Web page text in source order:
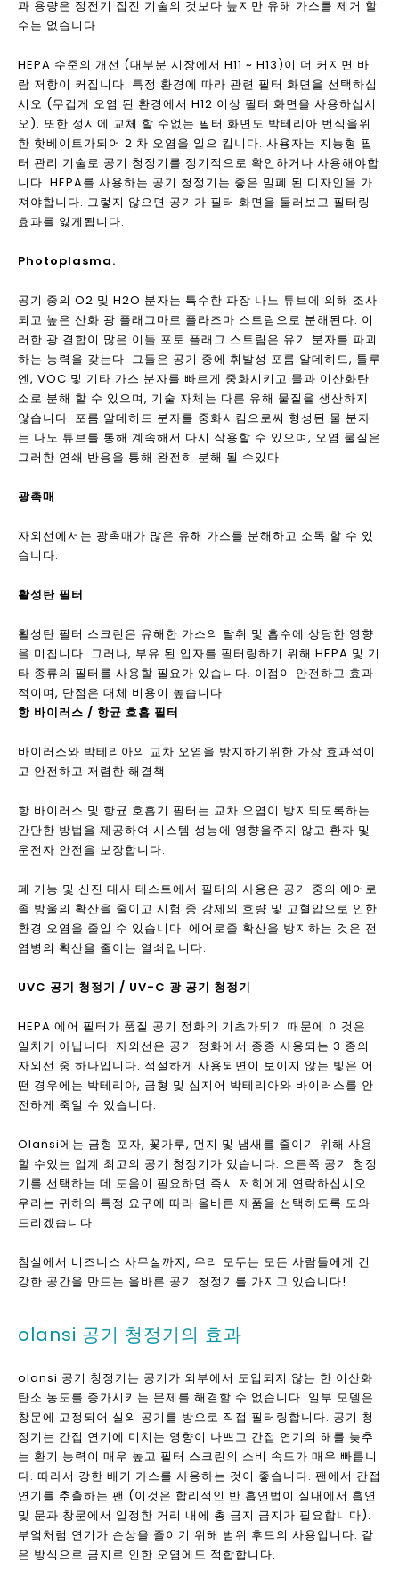
Olansi 공기 청정기는 일반적으로 팬 및 에어 필터 시스템으로 구
성됩니다. 작동 원리는 다음과 같습니다. 기계의 팬 (팬이라고도
함)은 실내 공기를 순환시키고 오염 된 공기는 기계의 필터를 통해
다양한 오염 물질을 제거하거나 흡수하여 공기를 청소하고 정화하
는 목적을 달성합니다. ...에
공기 청정기는 일반적으로 벽 장착, 매달려있는 천장 장착 및 바닥
장착형입니다. 공기 정화 기술에 따르면, HEPA 공기 청정기, 활성
공기 청정기, 음이온 공기 청정기, 이온 공기 청정기, 오존 공기 청
올랜시아 공기 청정기의 주요 기술
공기 청정기에는 여러 가지 기술 및 미디어가 있으며 이는 깨끗하
고 안전한 공기를 사용자에게 제공 할 수 있습니다. 공통 공기 정화
기술은 HEPA 고효율 여과 기술, Photoplasma 기술, 흡착 기술,
음이온 기술, 음성 산소 이온 기술, 분자 착화 기술, 이산화 티타늄
광촉매 기술, 정전 방진 기술, 활성 산소 기술 등을 포함합니다. 재
HEPA 효율적인 재료, 음이온 발생기 등 기존의 공기 청정기의 대
됩니다. ...에
리 사용되는 기술이며, 또한 가장 안정적이며 부작용은 물리적 여
과 방법이 아닙니다. HEPA 필터 스크린은 99.7 % 0.3 μm 부서
촬영 입자 (0.3 μM가 필터링하는 데 가장 어려운 크기)를 흡수하
여 흡입 공기가 더 신선하고 깨끗합니다. 일반적으로 HEPA 필터
는 화학적 스모그, 박테리아, 먼지 입자 및 꽃가루를 흡수 할 수 있
과 용량은 정전기 집진 기술의 것보다 높지만 유해 가스를 제거 할
수는 없습니다.
HEPA 수준의 개선 (대부분 시장에서 H11 ~ H13)이 더 커지면 바
람 저항이 커집니다. 특정 환경에 따라 관련 필터 화면을 선택하십
시오 (무겁게 오염 된 환경에서 H12 이상 필터 화면을 사용하십시
한 핫베이트가되어 2 차 오염을 일으 킵니다. 사용자는 지능형 필
터 관리 기술로 공기 청정기를 정기적으로 확인하거나 사용해야합
니다. HEPA를 사용하는 공기 청정기는 좋은 밀폐 된 디자인을 가
져야합니다. 그렇지 않으면 공기가 필터 화면을 둘러보고 필터링
공기 중의 O2 및 H2O 분자는 특수한 파장 나노 튜브에 의해 조사
되고 높은 산화 광 플래그마로 플라즈마 스트림으로 분해된다. 이
러한 광 결합이 많은 이들 포토 플래그 스트림은 유기 분자를 파괴
하는 능력을 갖는다. 그들은 공기 중에 휘발성 포름 알데히드, 톨루
소로 분해 할 수 있으며, 기술 자체는 다른 유해 물질을 생산하지
않습니다. 포름 알데히드 분자를 중화시킴으로써 형성된 물 분자
는 나노 튜브를 통해 계속해서 다시 작용할 수 있으며, 오염 물질은
그러한 연쇄 반응을 통해 완전히 분해 될 수있다.
자외선에서는 광촉매가 많은 유해 가스를 분해하고 소독 할 수 있
활성탄 필터
활성탄 필터 스크린은 유해한 가스의 탈취 및 흡수에 상당한 영향
을 미칩니다. 그러나, 부유 된 입자를 필터링하기 위해 HEPA 및 기
타 종류의 필터를 사용할 필요가 있습니다. 이점이 안전하고 효과
적이며, 단점은 대체 비용이 높습니다.
항 바이러스 / 항균 호흡 필터
바이러스와 박테리아의 교차 오염을 방지하기위한 가장 효과적이
고 안전하고 저렴한 해결책
항 바이러스 및 항균 호흡기 필터는 교차 오염이 방지되도록하는